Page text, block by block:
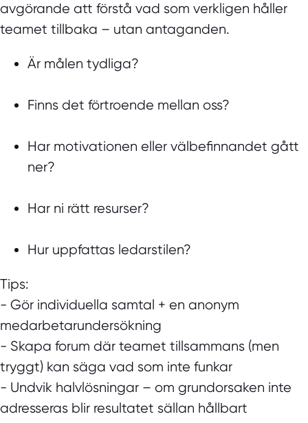
avgörande att förstå vad som verkligen håller
teamet tillbaka – utan antaganden.
Är målen tydliga?
Finns det förtroende mellan oss?
Har motivationen eller välbefinnandet gått
ner?
Har ni rätt resurser?
Hur uppfattas ledarstilen?
Tips:
- Gör individuella samtal + en anonym
medarbetarundersökning
- Skapa forum där teamet tillsammans (men
tryggt) kan säga vad som inte funkar
- Undvik halvlösningar – om grundorsaken inte
adresseras blir resultatet sällan hållbart